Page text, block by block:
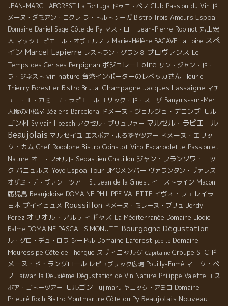
JEAN-MARC LAFOREST La Tortuga ドゥニ・ペノ Club Passion du Vin ド
メーヌ・ダミアン・コクレ ラ・トルトゥーガ Bistro Trois Amours Espoa
Domaine Daniel Sage Côte de Py マス・ロー Jean-Pierre Robinot 丸山宏
人 マッシモ ピエール・オヴェルノワ Marie-Hélène BACAVE La Loire スペ
イン Marcel Lapierre レストラン・グラン８ プロヴァンス Le
Temps des Cerises Perpignan ボジョレー Loire サン・ジャン・ド・
ラ・ジネスト vin nature 台湾インポーターのレベッカさん Fleurie
Thierry Forestier Bistro Brutal Champagne Jacques Lassaigne マチ
ュー・エ・カミーユ・ラピエール エリック・ド・スーザ Banyuls-sur-Mer
大阪の小松屋 Béziers Barcelona ドメーヌ・ジョルジュ・デコンブ モル
ゴン村 Sylvain Hoesch アクセル・プリュファー マルセル・ラピエ－ル
Beaujolais マルセイユ エスポア・よろずやツアー ドメーヌ・エリッ
ク・カム Chef Rodolphe Bistro Coinstot Vino Escarpolette Passion et
Nature オー・フォルト Sebastien Chatillon ジャン・フランソワ・ニッ
ク バニュルス Yoyo Espoa Tour BMOメンバー ヴァランタン・ヴァレス
オザミ・デ・ヴァン ツアー St Jean de la Ginest イーストライン Macon
鹿児島 Beaujoloise DOMAINE PHILIPPE VALETTE イヴォ・フェレイラ
日本 プイイヒュメ Roussillon ドメーヌ・ミレーヌ・ブリュ Jordy
Perez オリオル・アルティギャス La Méditerranée Domaine Elodie
Balme DOMAINE PASCAL SIMONUTTI Bourgogne Dégustation
ル・グロ・デュ・ロワ シードル Domaine Laforest pépite Domaine
Mouressipe Côte de Thongue スヴィニャルグ Capitaine Groupe STC ド
メーヌ・ド・ラングロール レピュブリック広場 Pouilly-Fumé マーク・ペ
ノ Taiwan la Deuxième Dégustation de Vin Nature Philippe Valette エス
ポア・ゴトーツアー モルゴン Fujimaru ヤニック・アミロ Domaine
Prieuré Roch Bistro Montmartre Côte du Py Beaujolais Nouveau